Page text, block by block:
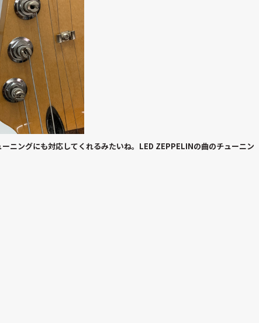
ニングにも対応してくれるみたいね。LED ZEPPELINの曲のチューニン